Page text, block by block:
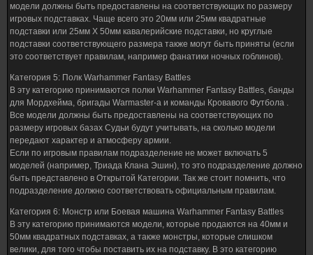
модели должны быть предоставлены на соответствующих по размеру
игровых подставках. Чаще всего это 20мм или 25мм квадратные
подставки или 25мм Х 50мм кавалерийские подставки, но круглые
подставки соответствующего размера также могут быть приняты (если
это соответствует правилам, например фанатики ночных гоблинов).
Категория 5: Полк Warhammer Fantasy Battles
В эту категорию принимаются полки Warhammer Fantasy Battles, банды
для Мордхейма, бригады Warmaster-а и команды Кровавого Футбола .
Все модели должны быть предоставлены на соответствующих по
размеру игровых базах Судьи будут учитывать, на сколько модели
передают характер и атмосферу армии.
Если по игровым правилам подразделение не может включать 5
моделей (например, Триада Клана Эшин), то это подразделение должно
быть представлено в Открытой Категории. Так же стоит помнить, что
подразделение должно соответствовать официальным правилам.
Категория 6: Монстр или Боевая машина Warhammer Fantasy Battles
В эту категорию принимаются модели, которые продаются на 40мм и
50мм квадратных подставках, а также монстры, которые слишком
велики, для того чтобы поставить их на подставку. В это категорию